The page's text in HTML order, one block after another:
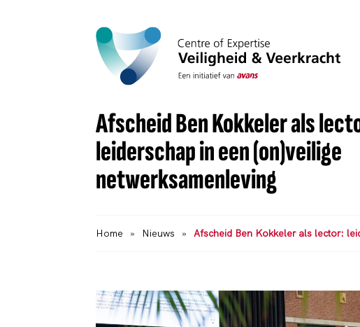
Afscheid Ben Kokkeler als
leiderschap in een (on)veilige
netwerksamenleving
Home » Nieuws » Afscheid Ben Kokkeler als lector: